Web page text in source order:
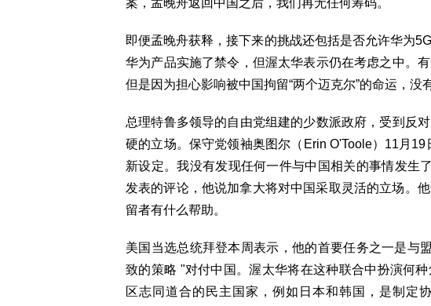
案，孟晚舟返回中国之后，我们再无任何筹码。"
即便孟晚舟获释，接下来的挑战还包括是否允许华为
华为产品实施了禁令，但渥太华表示仍在考虑之中。
但是因为担心影响被中国拘留“两个迈克尔”的命运，没
总理特鲁多领导的自由党组建的少数派政府，受到反
硬的立场。保守党领袖奥图尔（Erin O'Toole）11月
新设定。我没有发现任何一件与中国相关的事情发生
发表的评论，他说加拿大将对中国采取灵活的立场。
留者有什么帮助。
美国当选总统拜登本周表示，他的首要任务之一是与
致的策略 "对付中国。渥太华将在这种联合中扮演何
区志同道合的民主国家，例如日本和韩国，是制定